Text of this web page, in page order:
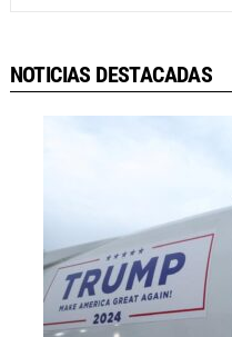
NOTICIAS DESTACADAS